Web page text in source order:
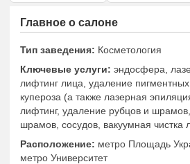
Главное о салоне
Тип заведения: Косметология
Ключевые услуги: эндосфера,
лифтинг лица, удаление
купероза (а также лазерная
лифтинг, удаление рубцов и
шрамов, сосудов, вакуумная чистка
Расположение: метро Площадь
метро Университет